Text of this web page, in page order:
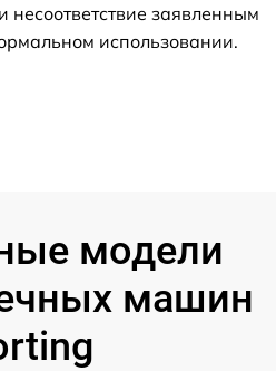
несоответствие заявленным
использовании.
модели
машин